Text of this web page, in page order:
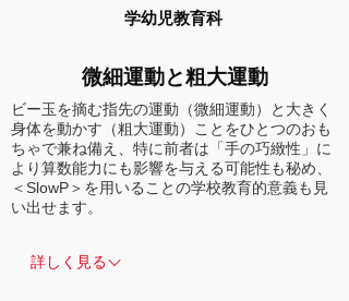
学​幼児教育科
微細運動と粗大運動
ビー玉を摘む指先の運動（微細運動）と大きく
身体を動かす（粗大運動）ことをひとつのおも
ちゃで兼ね備え、特に前者は「手の巧緻性」に
より算数能力にも影響を与える可能性も秘め、
＜SlowP＞を用いることの学校教育的意義も見
い出せます。
詳しく見る